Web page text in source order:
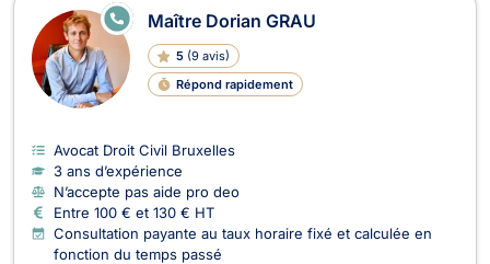
Maître Dorian GRAU
5 (9 avis)
Répond rapidement
E
N
E
Avocat Droit Civil Bruxelles
3 ans d’expérience
N’accepte pas aide pro deo
Entre 100 € et 130 € HT
Consultation payante au taux horaire fixé et calculée en
fonction du temps passé